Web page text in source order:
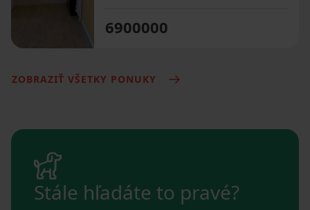
6900000
ZOBRAZIŤ VŠETKY PONUKY
Stále hľadáte to pravé?